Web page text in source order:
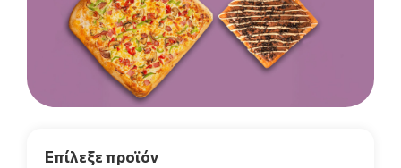
Επίλεξε προϊόν